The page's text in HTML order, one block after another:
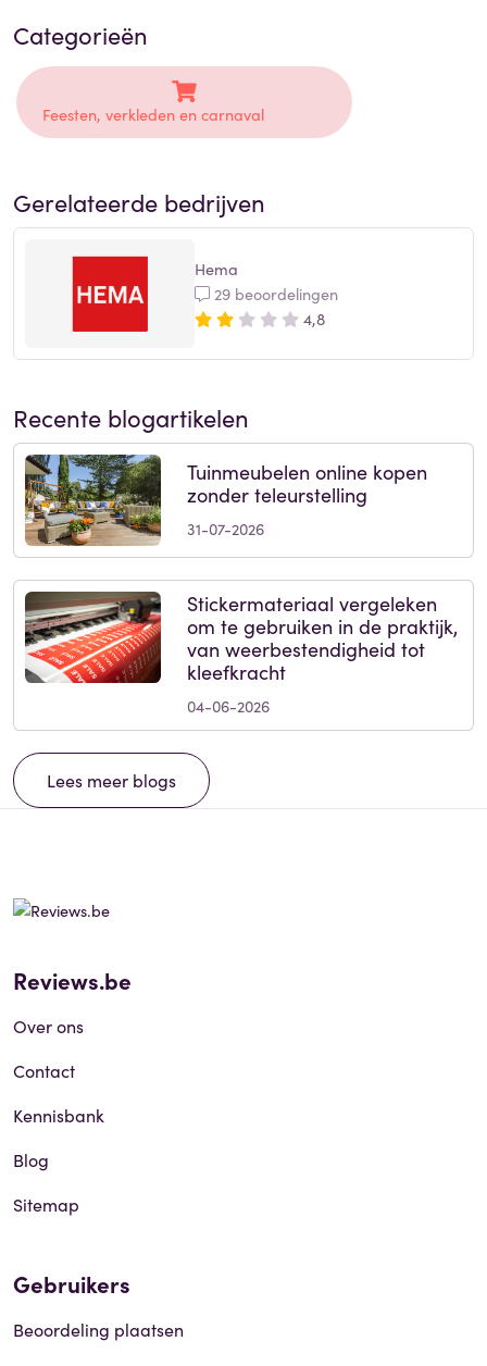
Categorieën
Feesten, verkleden en carnaval
Gerelateerde bedrijven
Hema
29 beoordelingen
4,8
Recente blogartikelen
Tuinmeubelen online kopen
zonder teleurstelling
31-07-2026
Stickermateriaal vergeleken
om te gebruiken in de praktijk,
van weerbestendigheid tot
kleefkracht
04-06-2026
Lees meer blogs
Reviews.be
Over ons
Contact
Kennisbank
Blog
Sitemap
Gebruikers
Beoordeling plaatsen